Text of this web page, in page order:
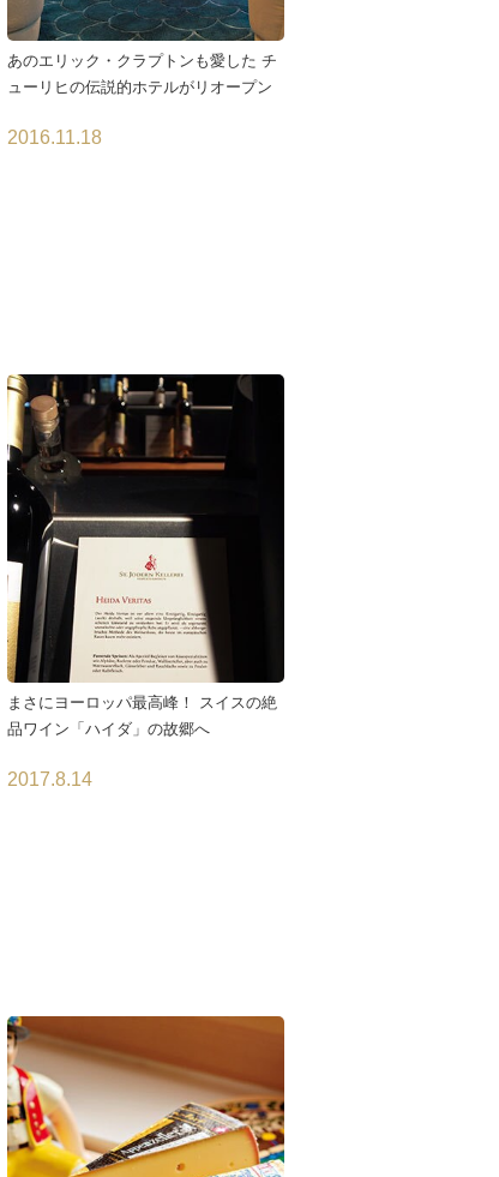
あのエリック・クラプトンも愛した チ
ューリヒの伝説的ホテルがリオープン
2016.11.18
まさにヨーロッパ最高峰！ スイスの絶
品ワイン「ハイダ」の故郷へ
2017.8.14